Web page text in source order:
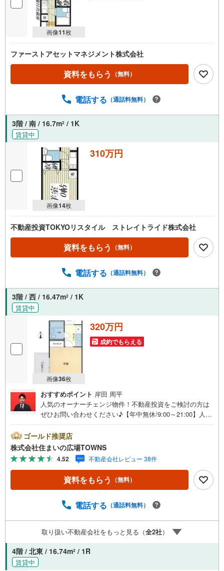
画像11枚
ファーストアセットマネジメント株式会社
資料をもらう （無料）
電話する （通話料無料）
3階 / 南 / 16.7m2 / 1K
賃貸中
画像14枚
310万円
不動産投資TOKYOリスタイル ストレイトライド株式会社
資料をもらう （無料）
電話する （通話料無料）
3階 / 西 / 16.47m2 / 1K
賃貸中
画像36枚
320万円
成約でもらえる
おすすめポイント 岸田 周平
人気のオーナーチェンジ物件！不動産投資をご検討の方は
ぜひお問い合わせください♪【年中無休/9:00～21:00】人気
下さい。「室内・現地を見学する」ボタンよりご予約頂く
とご見学がスムーズです。■その他、各種ご相談も承ってお
ります。○住宅ローンのご相談○ライフプランのシミュレー
ション■住まいの広場TOWNSからお客様へ経験豊富なスタ
ッフが親身になってお客様に合った物件をご紹介させて頂
きます！ /他社様掲載物件も併せてご紹介可能ですのでお気
でのお越しも大歓迎です！
ゴールド推奨店
株式会社住まいの広場TOWNS
4.52 不動産会社レビュー 38件
資料をもらう （無料）
電話する （通話料無料）
取り扱い不動産会社をもっと見る（全2社）
4階 / 北東 / 16.74m2 / 1R
賃貸中